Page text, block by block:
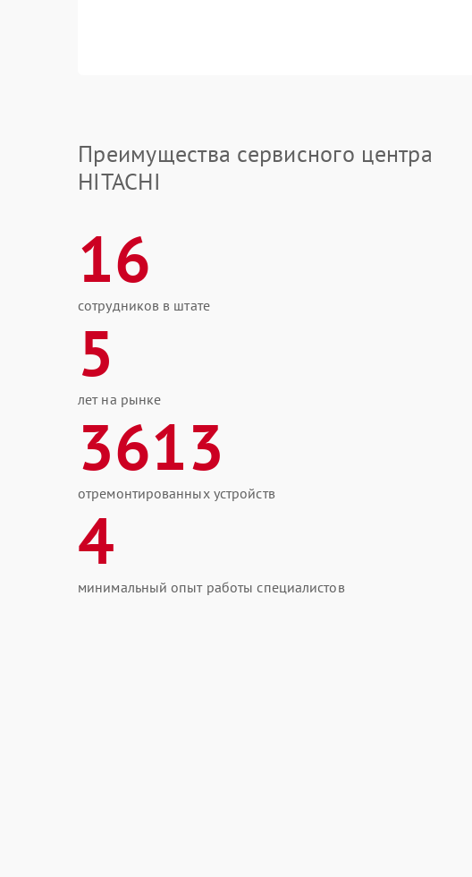
Преимущества сервисного центра
HITACHI
16
сотрудников в штате
5
лет на рынке
3613
отремонтированных устройств
4
минимальный опыт работы специалистов